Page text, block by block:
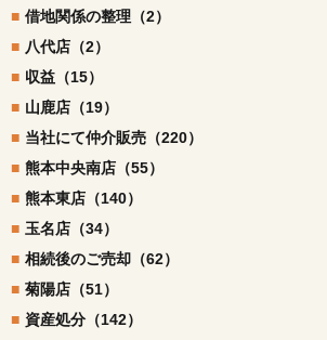
借地関係の整理（2）
八代店（2）
収益（15）
山鹿店（19）
当社にて仲介販売（220）
熊本中央南店（55）
熊本東店（140）
玉名店（34）
相続後のご売却（62）
菊陽店（51）
資産処分（142）